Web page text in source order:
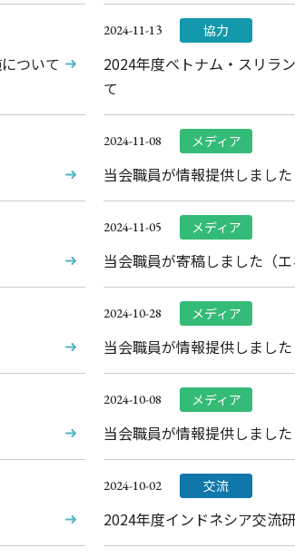
ついて
2024-11-13 協力
2024年度ベトナム・スリラ
て
2024-11-08 メディア
当会職員が情報提供しました
2024-11-05 メディア
当会職員が寄稿しました（エ
2024-10-28 メディア
当会職員が情報提供しました
2024-10-08 メディア
当会職員が情報提供しました
2024-10-02 交流
2024年度インドネシア交流